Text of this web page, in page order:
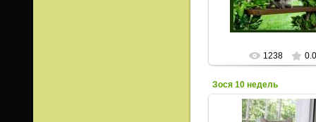
ИрисКо
1238 0.0
Зося 10 недель